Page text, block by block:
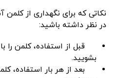
نکاتی که برای نگهداری از
در نظر داشته باشید:
قبل از استفاده، کلمن را
بشویید.
بعد از هر بار استفاده،